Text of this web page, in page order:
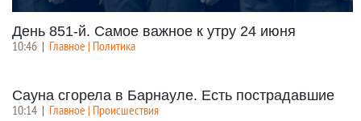
День 851-й. Самое важное к утру 24 июня
10:46 | Главное | Политика
Сауна сгорела в Барнауле. Есть пострадавшие
10:14 | Главное | Происшествия